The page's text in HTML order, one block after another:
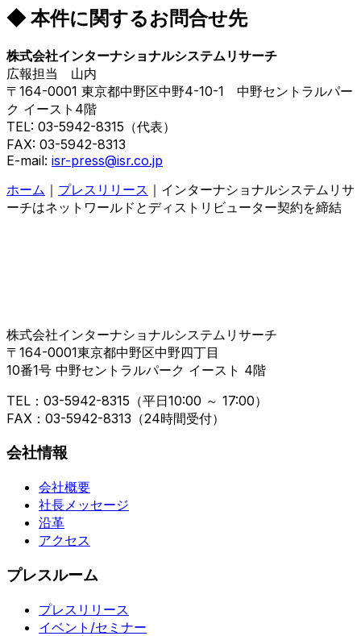
◆ 本件に関するお問合せ先
株式会社インターナショナルシステムリサーチ
広報担当 山内
〒164-0001 東京都中野区中野4-10-1 中野セントラルパー
ク イースト4階
TEL: 03-5942-8315（代表）
FAX: 03-5942-8313
E-mail: isr-press@isr.co.jp
ホーム ｜ プレスリリース ｜インターナショナルシステムリサ
ーチはネットワールドとディストリビューター契約を締結
株式会社インターナショナルシステムリサーチ
〒164-0001東京都中野区中野四丁目
10番1号 中野セントラルパーク イースト 4階
TEL：03-5942-8315（平日10:00 ～ 17:00）
FAX：03-5942-8313（24時間受付）
会社情報
会社概要
社長メッセージ
沿革
アクセス
プレスルーム
プレスリリース
イベント/セミナー